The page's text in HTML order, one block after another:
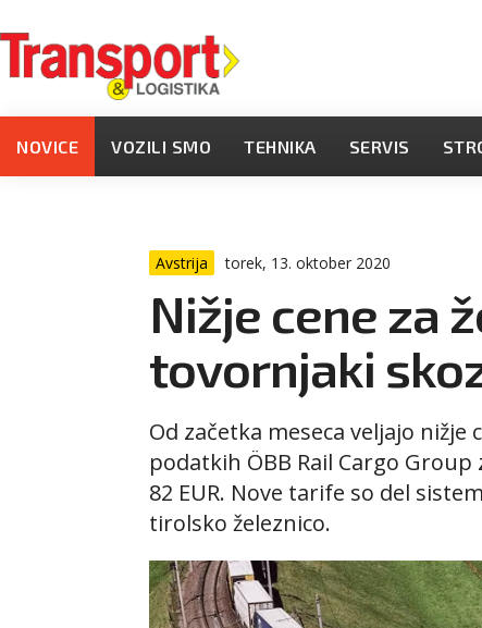
NOVICE VOZILI SMO TEHNIKA SERVIS
Avstrija torek, 13. oktober 2020
Nižje cene za
tovornjaki
Od začetka meseca veljajo nižje
podatkih ÖBB Rail Cargo
82 EUR. Nove tarife so del
tirolsko železnico.